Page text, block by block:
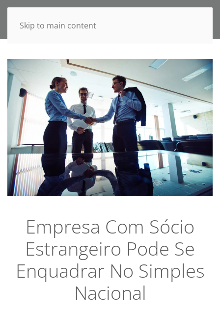
Skip to main content
Empresa Com Sócio
Estrangeiro Pode Se
Enquadrar No Simples
Nacional